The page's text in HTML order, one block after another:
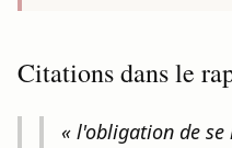
Citations dans le
« l'obligation de